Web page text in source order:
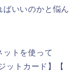
いいのかと悩ん
ットを使って
ットカード】【